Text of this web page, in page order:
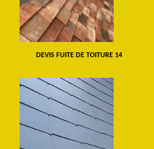
DEVIS FUITE DE TOITURE 14